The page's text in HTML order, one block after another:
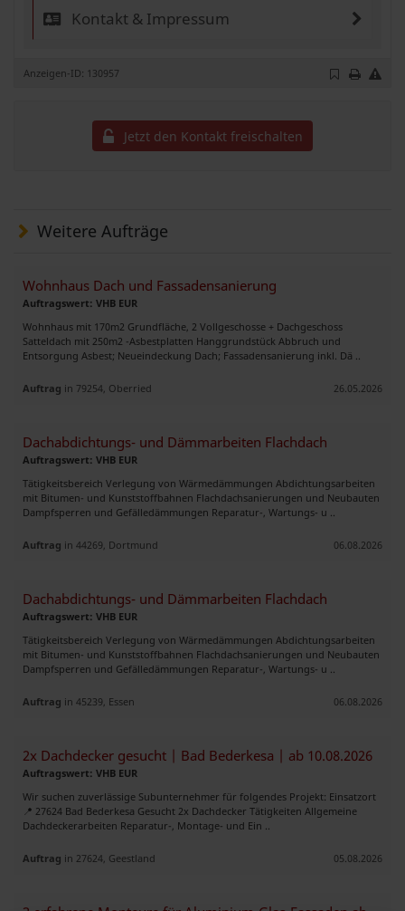
Kontakt & Impressum
Anzeigen-ID: 130957
Jetzt den Kontakt freischalten
Weitere Aufträge
Wohnhaus Dach und Fassadensanierung
Auftragswert: VHB EUR
Wohnhaus mit 170m2 Grundfläche, 2 Vollgeschosse + Dachgeschoss
Satteldach mit 250m2 -Asbestplatten Hanggrundstück Abbruch und
Entsorgung Asbest; Neueindeckung Dach; Fassadensanierung inkl. Dä ..
Auftrag in 79254, Oberried 26.05.2026
Dachabdichtungs- und Dämmarbeiten Flachdach
Auftragswert: VHB EUR
Tätigkeitsbereich Verlegung von Wärmedämmungen Abdichtungsarbeiten
mit Bitumen- und Kunststoffbahnen Flachdachsanierungen und Neubauten
Dampfsperren und Gefälledämmungen Reparatur-, Wartungs- u ..
Auftrag in 44269, Dortmund 06.08.2026
Dachabdichtungs- und Dämmarbeiten Flachdach
Auftragswert: VHB EUR
Tätigkeitsbereich Verlegung von Wärmedämmungen Abdichtungsarbeiten
mit Bitumen- und Kunststoffbahnen Flachdachsanierungen und Neubauten
Dampfsperren und Gefälledämmungen Reparatur-, Wartungs- u ..
Auftrag in 45239, Essen 06.08.2026
2x Dachdecker gesucht | Bad Bederkesa | ab 10.08.2026
Auftragswert: VHB EUR
Wir suchen zuverlässige Subunternehmer für folgendes Projekt: Einsatzort
📍 27624 Bad Bederkesa Gesucht 2x Dachdecker Tätigkeiten Allgemeine
Dachdeckerarbeiten Reparatur-, Montage- und Ein ..
Auftrag in 27624, Geestland 05.08.2026